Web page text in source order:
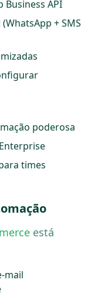
Business API
+ SMS
poderosa
times
está
mail